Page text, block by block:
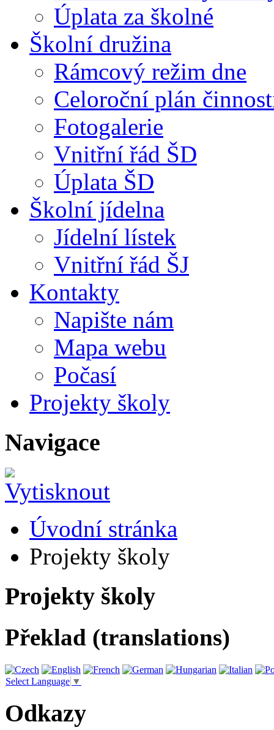
Úplata za školné
Školní družina
Rámcový režim dne
Celoroční plán
Fotogalerie
Vnitřní řád ŠD
Úplata ŠD
Školní jídelna
Jídelní lístek
Vnitřní řád ŠJ
Kontakty
Napište nám
Mapa webu
Počasí
Projekty školy
Navigace
Úvodní stránka
Projekty školy
Projekty školy
Překlad (translations)
Select Language ▼
Odkazy